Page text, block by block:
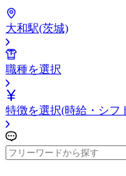
大和駅(茨城)
職種を選択
特徴を選択(時給・シフ